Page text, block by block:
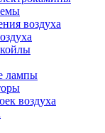
воздуха
лампы
воздуха